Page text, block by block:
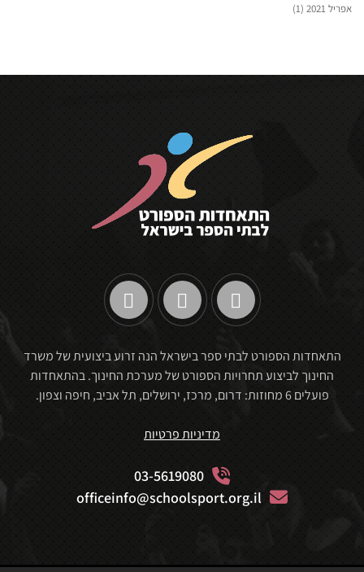
אפריל 2021 (1)
התאחדות הספורט לבתי ספר בישראל הנה זרוע ביצועית של משרד
החינוך לביצוע תחרויות הספורט של מערכת החינוך. בהתאחדות
פועלים 6 מחוזות: דרום, מרכז, ירושלים, תל אביב, חיפה וצפון.
מדיניות פרטיות
03-5619080
officeinfo@schoolsport.org.il